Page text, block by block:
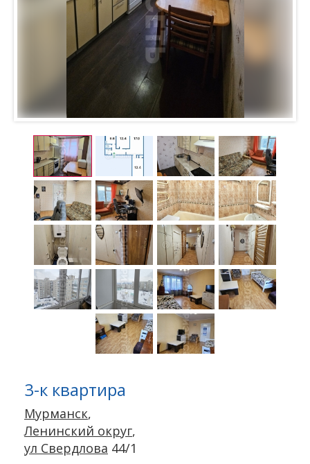
3-к квартира
Мурманск,
Ленинский округ,
ул Свердлова 44/1